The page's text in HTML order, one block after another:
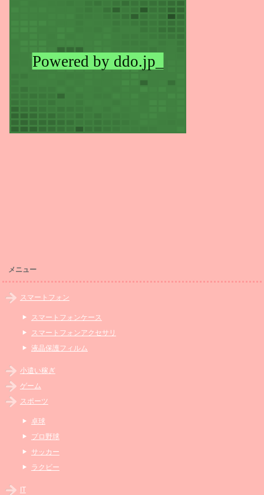
メニュー
スマートフォン
スマートフォンケース
スマートフォンアクセサリ
液晶保護フィルム
小遣い稼ぎ
ゲーム
スポーツ
卓球
プロ野球
サッカー
ラクビー
IT